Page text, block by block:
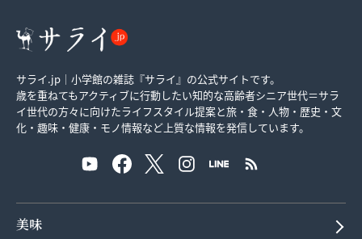
サライ.jp｜小学館の雑誌『サライ』の公式サイトです。
歳を重ねてもアクティブに行動したい知的な高齢者シニア世代＝サラ
イ世代の方々に向けたライフスタイル提案と旅・食・人物・歴史・文
化・趣味・健康・モノ情報など上質な情報を発信しています。
美味